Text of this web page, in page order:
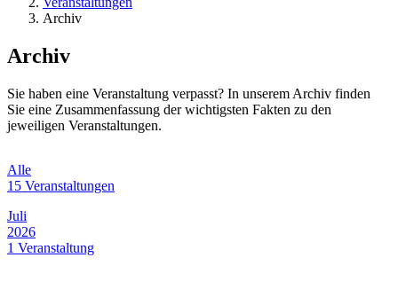
Archiv
Archiv
Sie haben eine Veranstaltung verpasst? In unserem Archiv finden
Sie eine Zusammenfassung der wichtigsten Fakten zu den
jeweiligen Veranstaltungen.
Alle
15 Veranstaltungen
Juli
2026
1 Veranstaltung